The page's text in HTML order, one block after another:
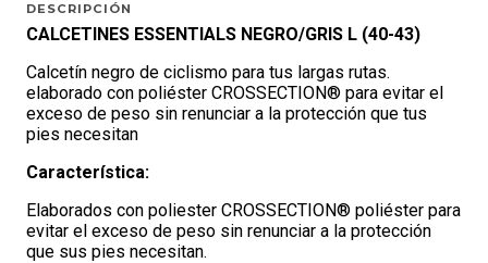
DESCRIPCIÓN
CALCETINES ESSENTIALS NEGRO/GRIS L (40-43)
Calcetín negro de ciclismo para tus largas rutas.
elaborado con poliéster CROSSECTION® para evitar el
exceso de peso sin renunciar a la protección que tus
pies necesitan
Característica:
Elaborados con poliester CROSSECTION® poliéster para
evitar el exceso de peso sin renunciar a la protección
que sus pies necesitan.